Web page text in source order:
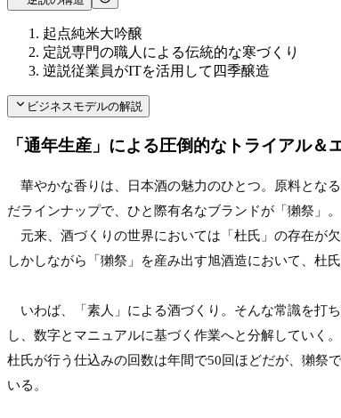
起点純米大吟醸
定説専門の職人による伝統的な寒づくり
逆説従業員がITを活用して四季醸造
ビジネスモデルの解説
「通年生産」による圧倒的なトライアル＆
華やかな香りは、日本酒の魅力のひとつ。原料とな
だラインナップで、ひと際有名なブランドが「獺祭」
元来、酒づくりの世界においては「杜氏」の存在が
しかしながら「獺祭」を産み出す旭酒造において、杜
いわば、「素人」による酒づくり。そんな常識を打
し、数字とマニュアルに基づく作業へと分解していく
杜氏が行う仕込みの回数は年間で50回ほどだが、獺祭
いる。